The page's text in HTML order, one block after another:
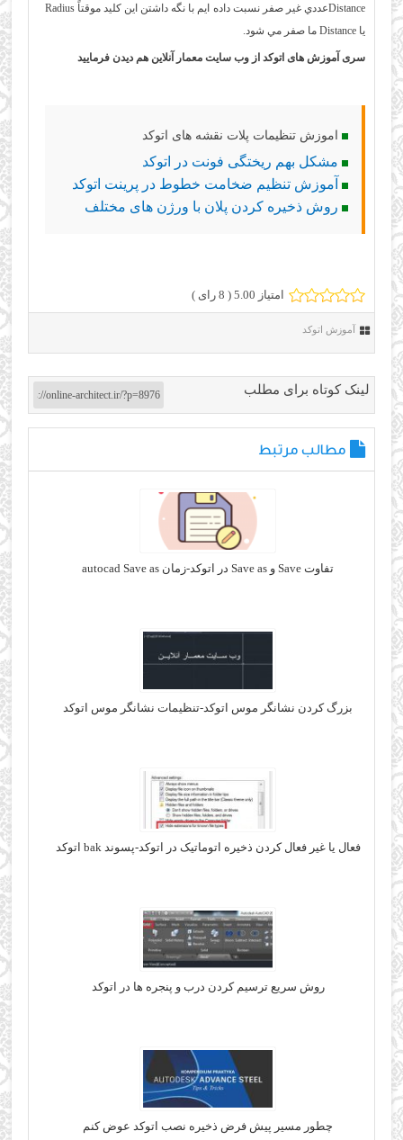
Distanceعددي غير صفر نسبت داده ايم با نگه داشتن اين كليد موقتاً Radius
يا Distance ما صفر مي شود.
سری آموزش های اتوکد از وب سایت معمار آنلاین هم دیدن فرمایید
اموزش تنظیمات پلات نقشه های اتوکد
مشکل بهم ریختگی فونت در اتوکد
آموزش تنظیم ضخامت خطوط در پرینت اتوکد
روش ذخیره کردن پلان با ورژن های مختلف
امتیاز 5.00 ( 8 رای )
آموزش اتوکد
لینک کوتاه برای مطلب
مطالب مرتبط
تفاوت Save و Save as در اتوکد-زمان autocad Save as
بزرگ کردن نشانگر موس اتوکد-تنظیمات نشانگر موس اتوکد
فعال یا غیر فعال کردن ذخیره اتوماتیک در اتوکد-پسوند bak اتوکد
روش سریع ترسیم کردن درب و پنجره ها در اتوکد
چطور مسیر پیش فرض ذخیره نصب اتوکد عوض کنم